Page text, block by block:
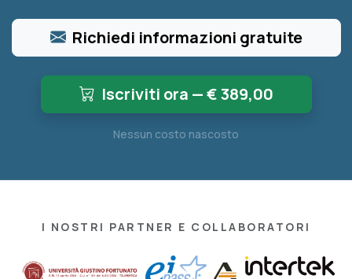
Richiedi informazioni gratuite
Iscriviti ora — €389,00
Nessun costo nascosto
I NOSTRI PARTNER E COLLABORATORI